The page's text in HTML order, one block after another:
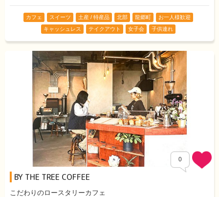
カフェ スイーツ 土産 / 特産品 北部 龍郷町
お一人様歓迎
キャッシュレス
テイクアウト 女子会 子供連れ
0
BY THE TREE COFFEE
こだわりのロースタリーカフェ